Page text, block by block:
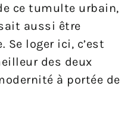
ce tumulte urbain,
aussi être
loger ici, c’est
des deux
à portée de